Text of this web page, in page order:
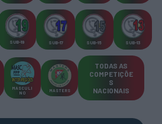
SUB-19 SUB-17 SUB-15 SUB-13
MASCULI
NO
MASTERS
TODAS AS
COMPETIÇÕE
S
NACIONAIS